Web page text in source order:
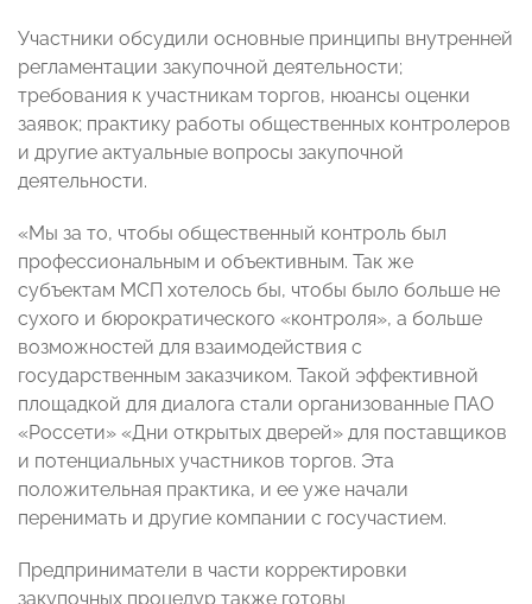
Участники обсудили основные принципы внутренней
регламентации закупочной деятельности;
требования к участникам торгов, нюансы оценки
заявок; практику работы общественных контролеров
и другие актуальные вопросы закупочной
деятельности.
«Мы за то, чтобы общественный контроль был
профессиональным и объективным. Так же
субъектам МСП хотелось бы, чтобы было больше не
сухого и бюрократического «контроля», а больше
возможностей для взаимодействия с
государственным заказчиком. Такой эффективной
площадкой для диалога стали организованные ПАО
«Россети» «Дни открытых дверей» для поставщиков
и потенциальных участников торгов. Эта
положительная практика, и ее уже начали
перенимать и другие компании с госучастием.
Предприниматели в части корректировки
закупочных процедур также готовы